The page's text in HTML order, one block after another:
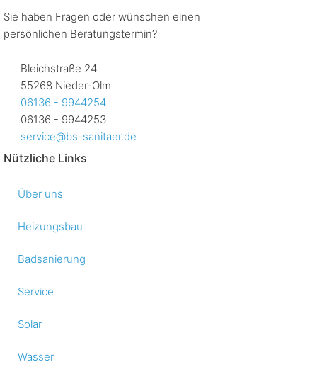
Sie haben Fragen oder wünschen einen
persönlichen Beratungstermin?
Bleichstraße 24
55268 Nieder-Olm
06136 - 9944254
06136 - 9944253
service@bs-sanitaer.de
Nützliche Links
Über uns
Heizungsbau
Badsanierung
Service
Solar
Wasser